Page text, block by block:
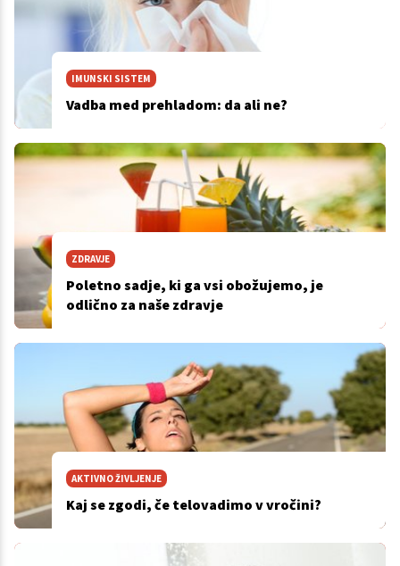
IMUNSKI SISTEM
Vadba med prehladom: da ali ne?
ZDRAVJE
Poletno sadje, ki ga vsi obožujemo, je
odlično za naše zdravje
AKTIVNO ŽIVLJENJE
Kaj se zgodi, če telovadimo v vročini?